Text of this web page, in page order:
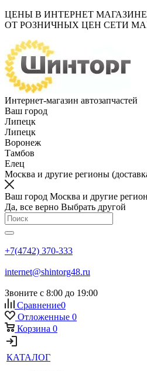
ЦЕНЫ В ИНТЕРНЕТ
ОТ РОЗНИЧНЫХ ЦЕН СЕТИ
Интернет-магазин автозапчастей
Ваш город
Липецк
Липецк
Воронеж
Тамбов
Елец
Москва и другие регионы
Ваш город Москва и другие
Да, все верно Выбрать другой
+7(4742) 370-333
internet@shintorg48.ru
Звоните с 8:00 до 19:00
Сравнение0
Отложенные 0
Корзина 0
КАТАЛОГ